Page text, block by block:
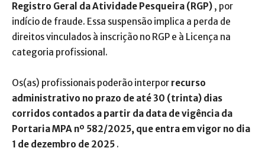
Registro Geral da Atividade Pesqueira (RGP) , por
indício de fraude. Essa suspensão implica a perda de
direitos vinculados à inscrição no RGP e à Licença na
categoria profissional.
Os(as) profissionais poderão interpor recurso
administrativo no prazo de até 30 (trinta) dias
corridos contados a partir da data de vigência da
Portaria MPA nº 582/2025, que entra em vigor no dia
1 de dezembro de 2025 .